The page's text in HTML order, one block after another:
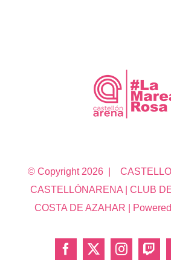
© Copyright 2026 |
CASTELLÓNARENA | CLUB
COSTA DE AZAHAR |
Facebook
X Instagram